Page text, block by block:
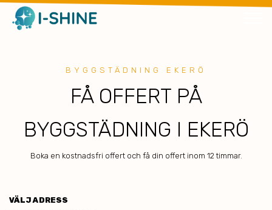
BYGGSTÄDNING EKERÖ
FÅ OFFERT PÅ
BYGGSTÄDNING I EKERÖ
Boka en kostnadsfri offert och få din offert inom 12 timmar.
VÄLJ ADRESS